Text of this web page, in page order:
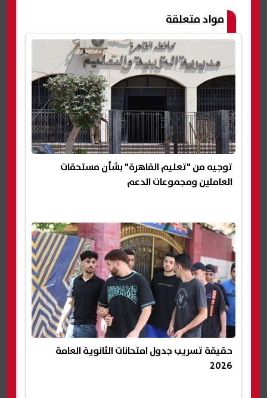
مواد متعلقة
توجيه من "تعليم القاهرة" بشأن مستحقات
العاملين ومجموعات الدعم
حقيقة تسريب جدول امتحانات الثانوية العامة
2026